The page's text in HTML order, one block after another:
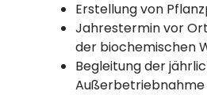
Erstellung von
Jahrestermin vor
der biochemischen
Begleitung der
Außerbetriebnahme